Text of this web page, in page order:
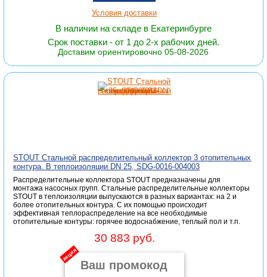
Условия доставки
В наличии на складе в Екатеринбурге
Срок поставки - от 1 до 2-х рабочих дней.
Доставим ориентировочно 05-08-2026
STOUT Стальной распределительный коллектор 3 отопительных
контура. В теплоизоляции DN 25, SDG-0016-004003
Распределительные коллектора STOUT предназначены для
монтажа насосных групп. Стальные распределительные коллекторы
STOUT в теплоизоляции выпускаются в разных вариантах: на 2 и
более отопительных контура. С их помощью происходит
эффективная теплораспределение на все необходимые
отопительные контуры: горячее водоснабжение, теплый пол и т.п.
30 883 руб.
акция